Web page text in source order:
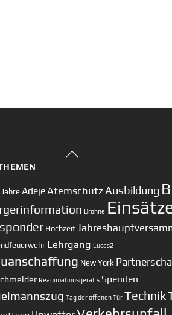
Back
AdejeAtemschutz Ausbildung
Drohne
Hochzeit
Lehrgang Lucas2
New York
Reanimationsgerät s Spenden
Tag der offenen Tür Technik